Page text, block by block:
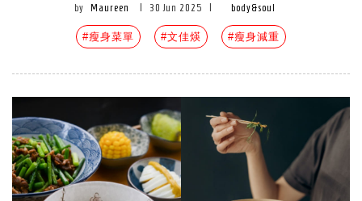
by Maureen 30 Jun 2025 body&soul
#瘦身菜單 #文佳煐 #瘦身減重